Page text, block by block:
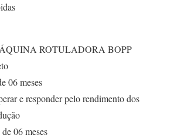
ROTULADORA BOPP
06 meses
e responder pelo rendimento dos
06 meses